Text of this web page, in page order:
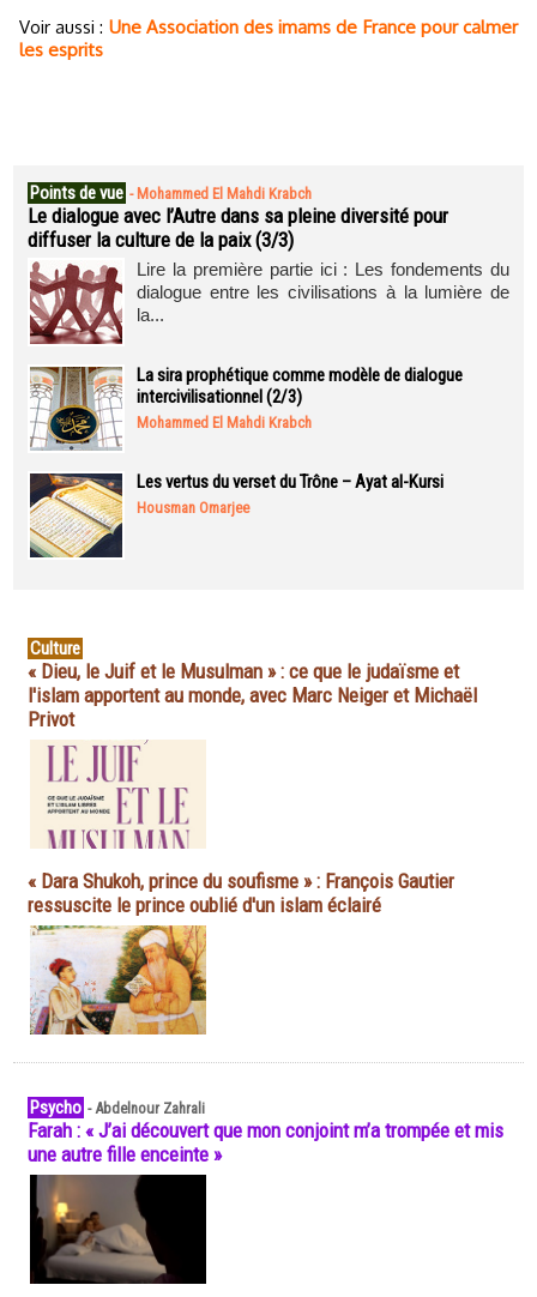
Voir aussi : Une Association des imams de France pour calmer
les esprits
Points de vue - Mohammed El Mahdi Krabch
Le dialogue avec l’Autre dans sa pleine diversité pour
diffuser la culture de la paix (3/3)
Lire la première partie ici : Les fondements du
dialogue entre les civilisations à la lumière de
la...
La sira prophétique comme modèle de dialogue
intercivilisationnel (2/3)
Mohammed El Mahdi Krabch
Les vertus du verset du Trône – Ayat al-Kursi
Housman Omarjee
Culture
« Dieu, le Juif et le Musulman » : ce que le judaïsme et
l'islam apportent au monde, avec Marc Neiger et Michaël
Privot
« Dara Shukoh, prince du soufisme » : François Gautier
ressuscite le prince oublié d'un islam éclairé
Psycho -Abdelnour Zahrali
Farah : « J’ai découvert que mon conjoint m’a trompée et mis
une autre fille enceinte »